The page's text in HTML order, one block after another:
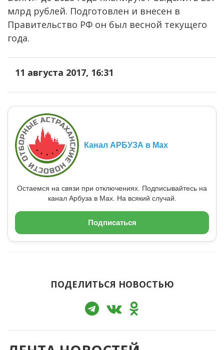
млрд рублей. Подготовлен и внесен в
Правительство РФ он был весной текущего
года.
11 августа 2017, 16:31
Канал АРБУЗА в Max
Остаемся на связи при отключениях. Подписывайтесь на
канал Арбуза в Max. На всякий случай.
Подписаться
ПОДЕЛИТЬСЯ НОВОСТЬЮ